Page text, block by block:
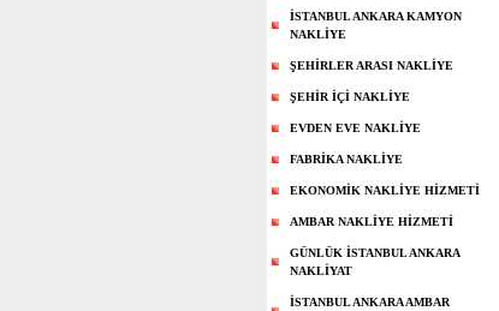
İSTANBUL ANKARA KAMYON
NAKLİYE
ŞEHİRLER ARASI NAKLİYE
ŞEHİR İÇİ NAKLİYE
EVDEN EVE NAKLİYE
FABRİKA NAKLİYE
EKONOMİK NAKLİYE HİZMETİ
AMBAR NAKLİYE HİZMETİ
GÜNLÜK İSTANBUL ANKARA
NAKLİYAT
İSTANBUL ANKARA AMBAR